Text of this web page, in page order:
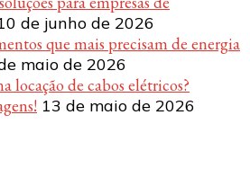
de junho de 2026
que mais precisam de energia
maio de 2026
locação de cabos elétricos?
13 de maio de 2026